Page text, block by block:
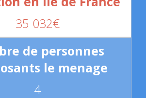
35 032€
4